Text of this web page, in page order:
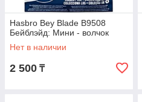
Hasbro Bey Blade B9508
Бейблэйд: Мини - волчок
Нет в наличии
2 500 ₸